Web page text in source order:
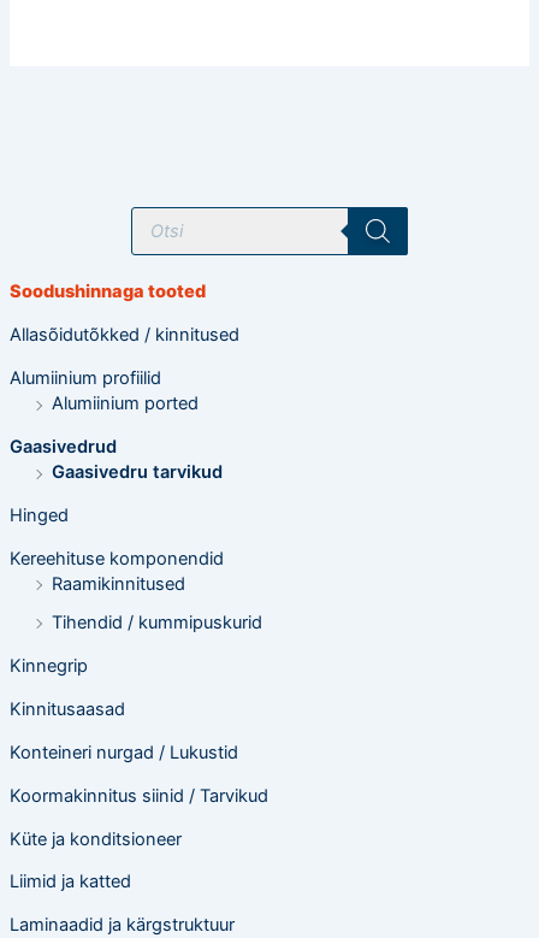
T
o
t
o
t
s
i
n
g
Soodushinnaga tooted
Allasõidutõkked / kinnitused
Alumiinium profiilid
Alumiinium ported
Gaasivedrud
Gaasivedru tarvikud
Hinged
Kereehituse komponendid
Raamikinnitused
Tihendid / kummipuskurid
Kinnegrip
Kinnitusaasad
Konteineri nurgad / Lukustid
Koormakinnitus siinid / Tarvikud
Küte ja konditsioneer
Liimid ja katted
Laminaadid ja kärgstruktuur